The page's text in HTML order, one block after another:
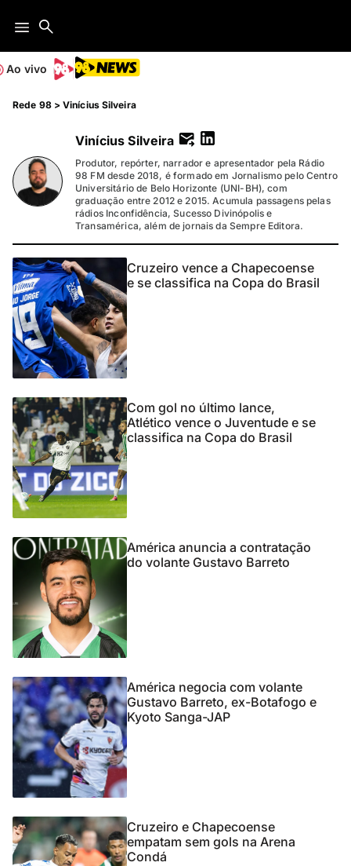
Ao vivo
Rede 98>Vinícius Silveira
Vinícius Silveira
Produtor, repórter, narrador e apresentador pela Rádio
98 FM desde 2018, é formado em Jornalismo pelo Centro
Universitário de Belo Horizonte (UNI-BH), com
graduação entre 2012 e 2015. Acumula passagens pelas
rádios Inconfidência, Sucesso Divinópolis e
Transamérica, além de jornais da Sempre Editora.
Cruzeiro vence a Chapecoense
e se classifica na Copa do Brasil
Com gol no último lance,
Atlético vence o Juventude e se
classifica na Copa do Brasil
América anuncia a contratação
do volante Gustavo Barreto
América negocia com volante
Gustavo Barreto, ex-Botafogo e
Kyoto Sanga-JAP
Cruzeiro e Chapecoense
empatam sem gols na Arena
Condá